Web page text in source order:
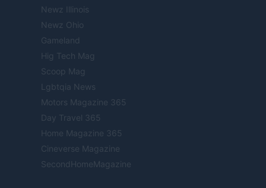
Newz Illinois
Newz Ohio
Gameland
Hig Tech Mag
Scoop Mag
Lgbtqia News
Motors Magazine 365
Day Travel 365
Home Magazine 365
Cineverse Magazine
SecondHomeMagazine